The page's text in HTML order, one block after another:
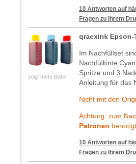
10 Antworten auf
Fragen zu Ihrem
zeig' mehr Bilder!
qraexink Epson-
Im Nachfüllset
Nachfülltinte
Spritze und 3
Anleitung für das
Nicht mit den
Achtung: zum
Patronen
10 Antworten auf
Fragen zu Ihrem